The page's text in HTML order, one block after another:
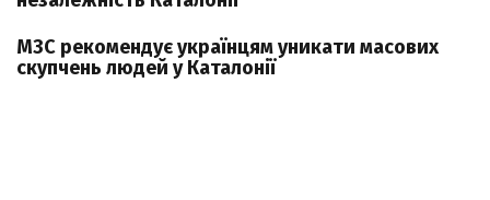
МЗС рекомендує українцям уникати масових
скупчень людей у Каталонії